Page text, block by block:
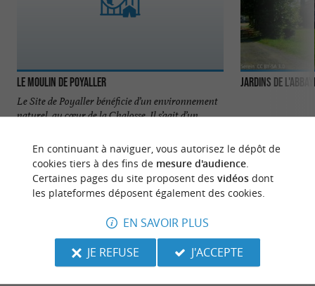
Le Moulin de Poyaller
Le Site de Poyaller bénéficie d’un environnement
naturel, au cœur de la Chalosse. Il s’agit d’un
8,1 km - Saint-Aubin
Jardins de
NOUS AVONS TESTÉPOUR VOUS
En continuant à naviguer, vous autorisez le dépôt de
cookies tiers à des fins de mesure d'audience.
Certaines pages du site proposent des vidéosdont
les plateformes déposent également des cookies.
EN SAVOIR PLUS
JE REFUSE
J'ACCEPTE